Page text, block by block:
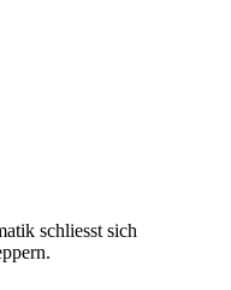
schliesst sich